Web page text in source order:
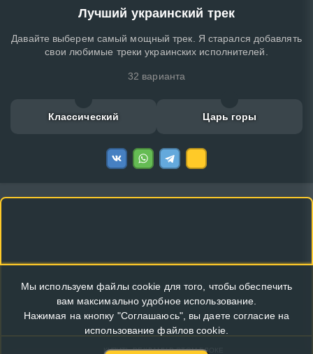
Лучший украинский трек
Давайте выберем самый мощный трек. Я старался добавлять
свои любимые треки украинских исполнителей.
32 варианта
Классический Царь горы
КУПИТЬ РЕКЛАМУ В ЭТОМ БЛОКЕ
Мы используем файлы cookie для того, чтобы обеспечить
вам максимально удобное использование.
Нажимая на кнопку "Соглашаюсь", вы даете согласие на
использование файлов cookie.